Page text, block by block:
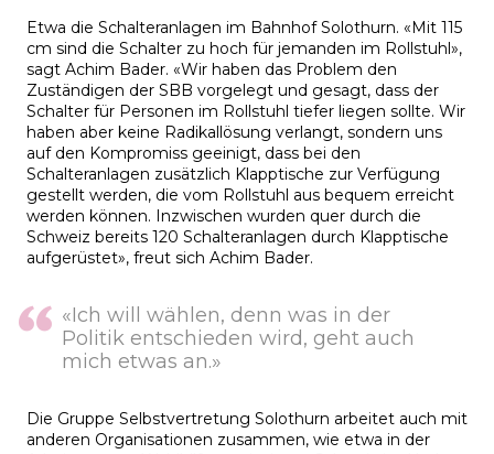
Etwa die Schalteranlagen im Bahnhof Solothurn. «Mit 115
cm sind die Schalter zu hoch für jemanden im Rollstuhl»,
sagt Achim Bader. «Wir haben das Problem den
Zuständigen der SBB vorgelegt und gesagt, dass der
Schalter für Personen im Rollstuhl tiefer liegen sollte. Wir
haben aber keine Radikallösung verlangt, sondern uns
auf den Kompromiss geeinigt, dass bei den
Schalteranlagen zusätzlich Klapptische zur Verfügung
gestellt werden, die vom Rollstuhl aus bequem erreicht
werden können. Inzwischen wurden quer durch die
Schweiz bereits 120 Schalteranlagen durch Klapptische
aufgerüstet», freut sich Achim Bader.
«Ich will wählen, denn was in der
Politik entschieden wird, geht auch
mich etwas an.»
Die Gruppe Selbstvertretung Solothurn arbeitet auch mit
anderen Organisationen zusammen, wie etwa in der